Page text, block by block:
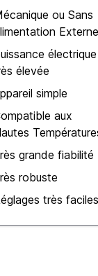
ou Sans
Externe
électrique
élevée
simple
aux
grande fiabilité
robuste
très faciles